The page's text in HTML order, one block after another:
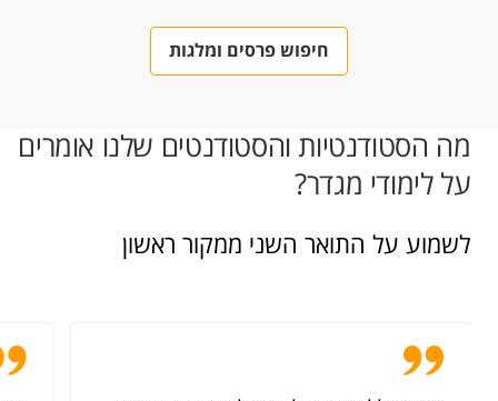
חיפוש פרסים ומלגות
מה הסטודנטיות והסטודנטים שלנו אומרים
על לימודי מגדר?
לשמוע על התואר השני ממקור ראשון